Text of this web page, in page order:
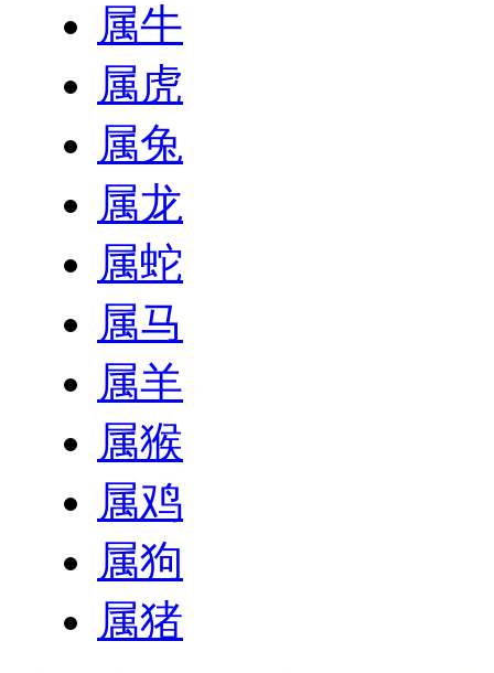
属牛
属虎
属兔
属龙
属蛇
属马
属羊
属猴
属鸡
属狗
属猪